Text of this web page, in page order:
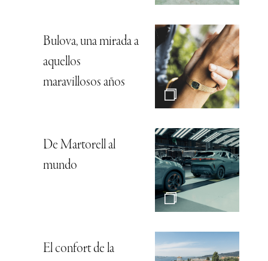
Bulova, una mirada a
aquellos
maravillosos años
De Martorell al
mundo
El confort de la